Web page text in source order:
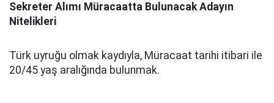
Sekreter Alımı Müracaatta Bulunacak Adayın
Nitelikleri
Türk uyruğu olmak kaydıyla, Müracaat tarihi itibari ile
20/45 yaş aralığında bulunmak.